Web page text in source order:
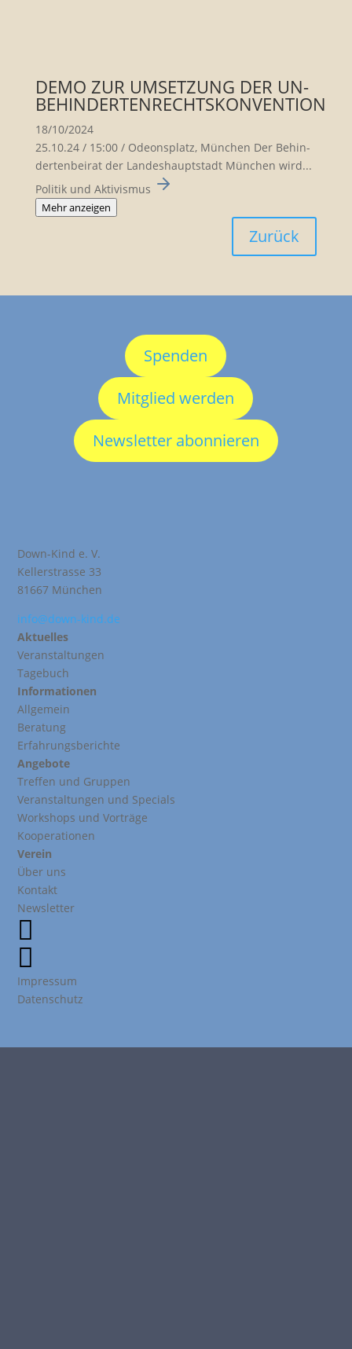
DEMO ZUR UMSETZUNG DER UN-
BEHINDERTENRECHTSKONVENTION
18/10/2024
25.10.24 / 15:00 / Odeons­platz, München Der Behin­
der­ten­beirat der Landes­haupt­stadt München wird...
Politik und Aktivismus
Mehr anzeigen
Zurück
Spenden
Mitglied werden
Newsletter abonnieren
Down-Kind e. V.
Kellerstrasse 33
81667 München
info@down-kind.de
Aktuelles
Veranstaltungen
Tagebuch
Informationen
Allgemein
Beratung
Erfahrungsberichte
Angebote
Treffen und Gruppen
Veranstaltungen und Specials
Workshops und Vorträge
Kooperationen
Verein
Über uns
Kontakt
Newsletter


Impressum
Datenschutz